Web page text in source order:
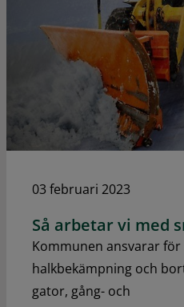
03 februari 2023
Så arbetar vi med
Kommunen ansvarar
halkbekämpning och
gator, gång- och